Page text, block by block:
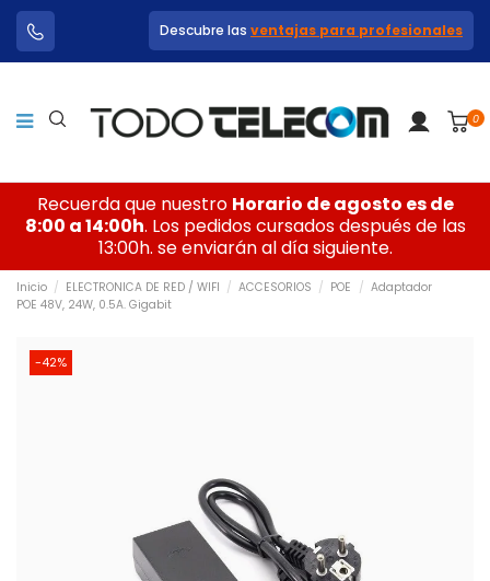
Descubre las ventajas para profesionales
0
Recuerda que nuestro Horario de agosto es de
8:00 a 14:00h. Los pedidos cursados después de las
13:00h. se enviarán al día siguiente.
Inicio ELECTRONICA DE RED / WIFI ACCESORIOS POE
Adaptador
POE 48V, 24W, 0.5A. Gigabit
-42%